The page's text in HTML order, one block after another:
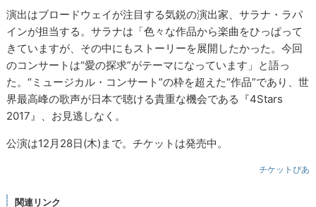
演出はブロードウェイが注目する気鋭の演出家、サラナ・ラパ
インが担当する。サラナは「色々な作品から楽曲をひっぱって
きていますが、その中にもストーリーを展開したかった。今回
のコンサートは“愛の探求”がテーマになっています」と語っ
た。“ミュージカル・コンサート”の枠を超えた“作品”であり、世
界最高峰の歌声が日本で聴ける貴重な機会である『4Stars
2017』、お見逃しなく。
公演は12月28日(木)まで。チケットは発売中。
チケットぴあ
関連リンク